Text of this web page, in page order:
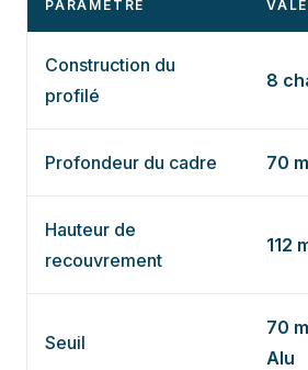
PARAMÈTRE
Construction du
profilé
8
Profondeur du cadre 70
Hauteur de
recouvrement
112
Seuil
70
Alu